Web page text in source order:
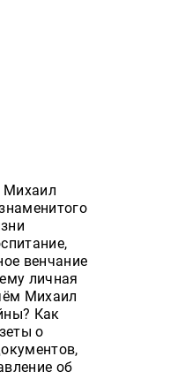
Михаил
венчание
личная
Михаил
Как
о
об